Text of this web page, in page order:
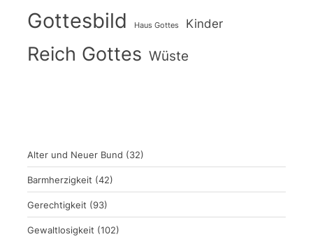
Gottesbild Haus Gottes Kinder
Reich Gottes Wüste
Alter und Neuer Bund (32)
Barmherzigkeit (42)
Gerechtigkeit (93)
Gewaltlosigkeit (102)